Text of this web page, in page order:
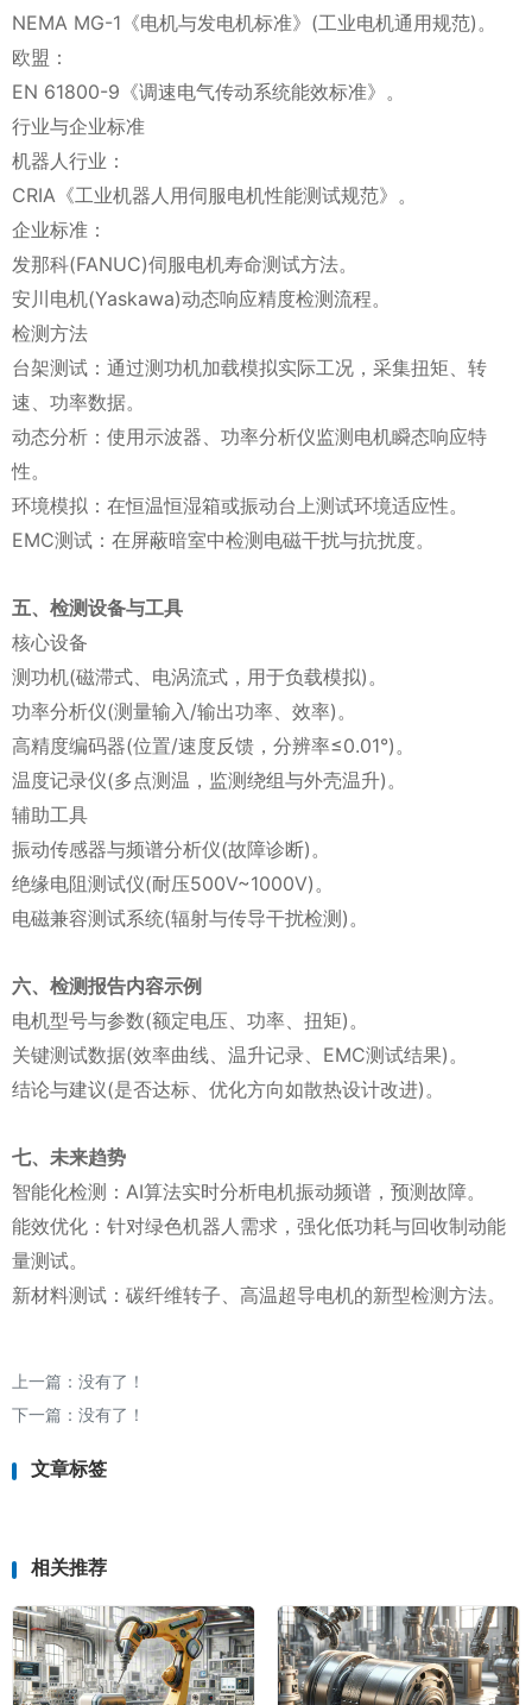
NEMA MG-1《电机与发电机标准》(工业电机通用规范)。
欧盟：
EN 61800-9《调速电气传动系统能效标准》。
行业与企业标准
机器人行业：
CRIA《工业机器人用伺服电机性能测试规范》。
企业标准：
发那科(FANUC)伺服电机寿命测试方法。
安川电机(Yaskawa)动态响应精度检测流程。
检测方法
台架测试：通过测功机加载模拟实际工况，采集扭矩、转
速、功率数据。
动态分析：使用示波器、功率分析仪监测电机瞬态响应特
性。
环境模拟：在恒温恒湿箱或振动台上测试环境适应性。
EMC测试：在屏蔽暗室中检测电磁干扰与抗扰度。
五、检测设备与工具
核心设备
测功机(磁滞式、电涡流式，用于负载模拟)。
功率分析仪(测量输入/输出功率、效率)。
高精度编码器(位置/速度反馈，分辨率≤0.01°)。
温度记录仪(多点测温，监测绕组与外壳温升)。
辅助工具
振动传感器与频谱分析仪(故障诊断)。
绝缘电阻测试仪(耐压500V~1000V)。
电磁兼容测试系统(辐射与传导干扰检测)。
六、检测报告内容示例
电机型号与参数(额定电压、功率、扭矩)。
关键测试数据(效率曲线、温升记录、EMC测试结果)。
结论与建议(是否达标、优化方向如散热设计改进)。
七、未来趋势
智能化检测：AI算法实时分析电机振动频谱，预测故障。
能效优化：针对绿色机器人需求，强化低功耗与回收制动能
量测试。
新材料测试：碳纤维转子、高温超导电机的新型检测方法。
上一篇：没有了！
下一篇：没有了！
文章标签
相关推荐